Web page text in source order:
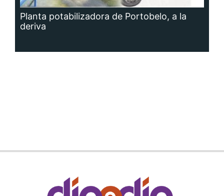
Planta potabilizadora de Portobelo, a la
deriva